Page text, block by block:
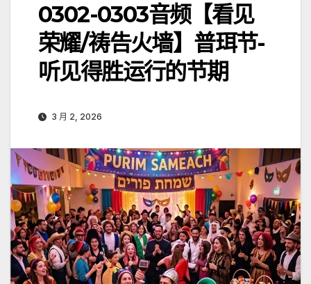
0302-0303音频【看见
荣耀/祷告火墙】普珥节-
听见得胜运行的节期
3 月 2, 2026